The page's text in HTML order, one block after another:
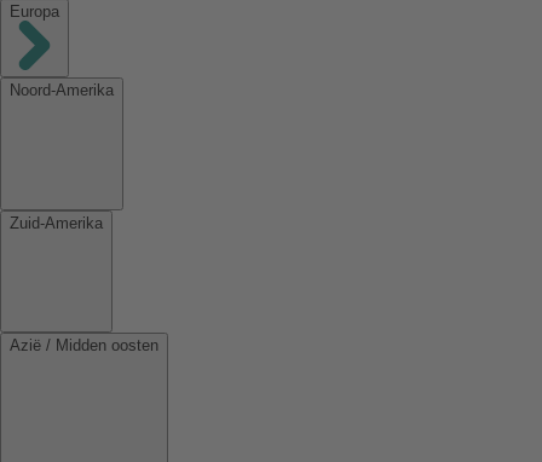
Europa
Noord-Amerika
Zuid-Amerika
Azië / Midden oosten